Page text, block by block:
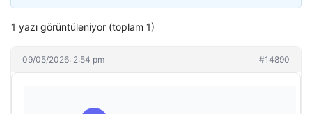
1 yazı görüntüleniyor (toplam 1)
09/05/2026: 2:54 pm #14890